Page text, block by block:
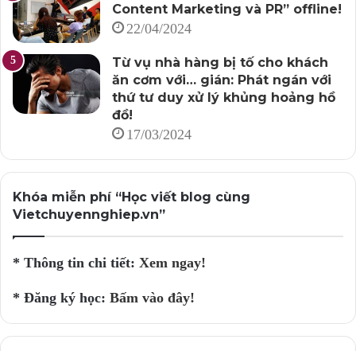
Content Marketing và PR” offline!
22/04/2024
Từ vụ nhà hàng bị tố cho khách
ăn cơm với… gián: Phát ngán với
thứ tư duy xử lý khủng hoảng hồ
đồ!
17/03/2024
Khóa miễn phí “Học viết blog cùng
Vietchuyennghiep.vn”
* Thông tin chi tiết: Xem ngay!
* Đăng ký học: Bấm vào đây!